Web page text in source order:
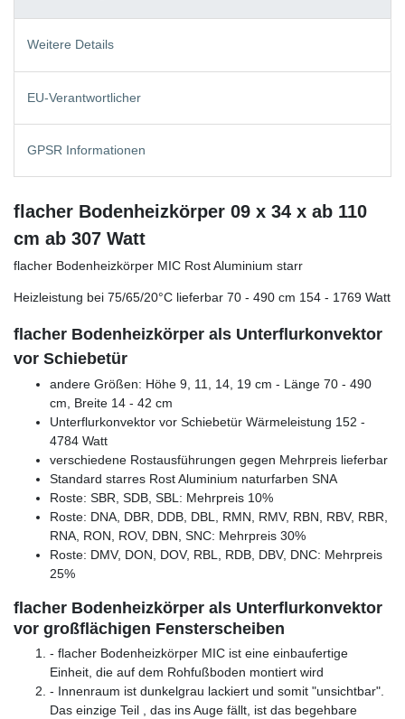
Weitere Details
EU-Verantwortlicher
GPSR Informationen
flacher Bodenheizkörper 09 x 34 x ab 110
cm ab 307 Watt
flacher Bodenheizkörper MIC Rost Aluminium starr
Heizleistung bei 75/65/20°C lieferbar 70 - 490 cm 154 - 1769 Watt
flacher Bodenheizkörper als Unterflurkonvektor
vor Schiebetür
andere Größen: Höhe 9, 11, 14, 19 cm - Länge 70 - 490
cm, Breite 14 - 42 cm
Unterflurkonvektor vor Schiebetür Wärmeleistung 152 -
4784 Watt
verschiedene Rostausführungen gegen Mehrpreis lieferbar
Standard starres Rost Aluminium naturfarben SNA
Roste: SBR, SDB, SBL: Mehrpreis 10%
Roste: DNA, DBR, DDB, DBL, RMN, RMV, RBN, RBV, RBR,
RNA, RON, ROV, DBN, SNC: Mehrpreis 30%
Roste: DMV, DON, DOV, RBL, RDB, DBV, DNC: Mehrpreis
25%
flacher Bodenheizkörper als Unterflurkonvektor
vor großflächigen Fensterscheiben
- flacher Bodenheizkörper MIC ist eine einbaufertige
Einheit, die auf dem Rohfußboden montiert wird
- Innenraum ist dunkelgrau lackiert und somit "unsichtbar".
Das einzige Teil , das ins Auge fällt, ist das begehbare